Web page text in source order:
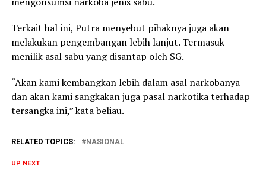
Terkait hal ini, Putra menyebut pihaknya juga akan
melakukan pengembangan lebih lanjut. Termasuk
menilik asal sabu yang disantap oleh SG.
“Akan kami kembangkan lebih dalam asal narkobanya
dan akan kami sangkakan juga pasal narkotika terhadap
tersangka ini,” kata beliau.
RELATED TOPICS: NASIONAL
UP NEXT